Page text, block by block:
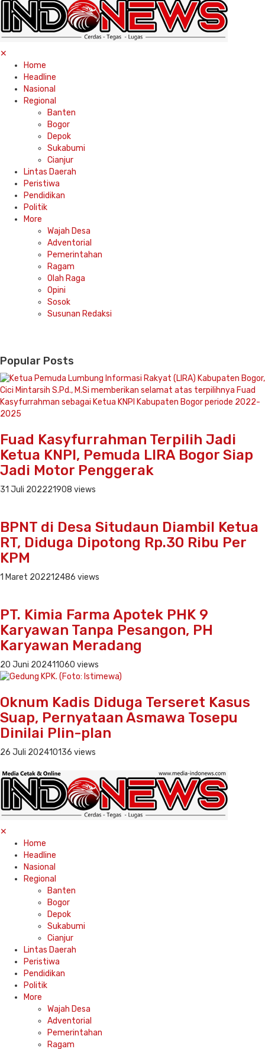
✕
Home
Headline
Nasional
Regional
Banten
Bogor
Depok
Sukabumi
Cianjur
Lintas Daerah
Peristiwa
Pendidikan
Politik
More
Wajah Desa
Adventorial
Pemerintahan
Ragam
Olah Raga
Opini
Sosok
Susunan Redaksi
Popular Posts
Fuad Kasyfurrahman Terpilih Jadi
Ketua KNPI, Pemuda LIRA Bogor Siap
Jadi Motor Penggerak
31 Juli 202221908 views
BPNT di Desa Situdaun Diambil Ketua
RT, Diduga Dipotong Rp.30 Ribu Per
KPM
1 Maret 202212486 views
PT. Kimia Farma Apotek PHK 9
Karyawan Tanpa Pesangon, PH
Karyawan Meradang
20 Juni 202411060 views
Oknum Kadis Diduga Terseret Kasus
Suap, Pernyataan Asmawa Tosepu
Dinilai Plin-plan
26 Juli 202410136 views
✕
Home
Headline
Nasional
Regional
Banten
Bogor
Depok
Sukabumi
Cianjur
Lintas Daerah
Peristiwa
Pendidikan
Politik
More
Wajah Desa
Adventorial
Pemerintahan
Ragam